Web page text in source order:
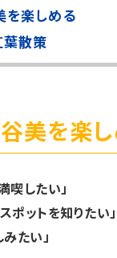
を楽しめる
葉散策
美を楽
喫したい」
ポットを知りたい」
たい」